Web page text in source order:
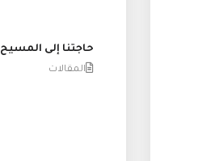
حاجتنا إلى المسيح
المقالات